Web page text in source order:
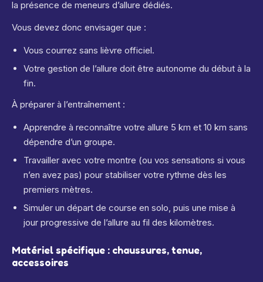
la présence de meneurs d’allure dédiés.
Vous devez donc envisager que :
Vous courrez sans lièvre officiel.
Votre gestion de l’allure doit être autonome du début à la
fin.
À préparer à l’entraînement :
Apprendre à reconnaître votre allure 5 km et 10 km sans
dépendre d’un groupe.
Travailler avec votre montre (ou vos sensations si vous
n’en avez pas) pour stabiliser votre rythme dès les
premiers mètres.
Simuler un départ de course en solo, puis une mise à
jour progressive de l’allure au fil des kilomètres.
Matériel spécifique : chaussures, tenue,
accessoires